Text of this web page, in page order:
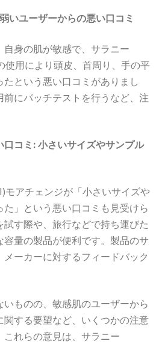
いユーザーからの悪い口コミ
身の肌が敏感で、サラニー
使用により頭皮、首周り、手の平
という悪い口コミがありまし
にパッチテストを行うなど、注
コミ: 小さいサイズやサンプル
モアチェンジが「小さいサイズや
」という悪い口コミも見受けら
す際や、旅行などで持ち運びた
量の製品が便利です。製品のサ
ーカーに対するフィードバック
ものの、敏感肌のユーザーから
する要望など、いくつかの注意
れらの意見は、サラニー